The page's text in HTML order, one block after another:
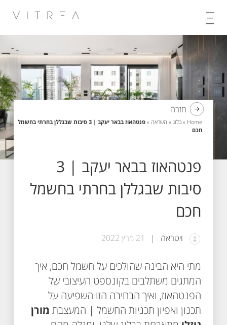
חזרה
Home
»בלוג » השראה »
פנטהאוז בבאר יעקב | 3 סיבות שבגללן בחרתי בחשמל
חכם
פנטהאוז בבאר יעקב | 3
סיבות שבגללן בחרתי בחשמל
חכם
ויטראה 21 מרץ 2022
מתי היא הבינה שהולכים על חשמל חכם, איך
המתגים משתלבים בקונספט העיצובי של
הפנטהאוז, ואיך הבחירה הזו השפיעה על
תכנון ואפיון תכניות החשמל | המעצבת מורן